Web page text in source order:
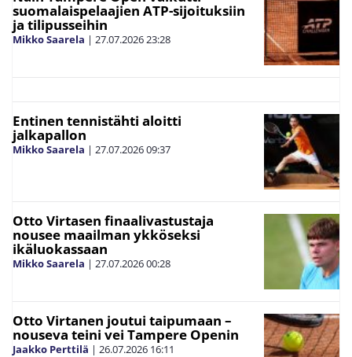
suomalaispelaajien ATP-sijoituksiin
ja tilipusseihin
Mikko Saarela | 27.07.202623:28
Entinen tennistähti aloitti
jalkapallon
Mikko Saarela | 27.07.202609:37
Otto Virtasen finaalivastustaja
nousee maailman ykköseksi
ikäluokassaan
Mikko Saarela | 27.07.202600:28
Otto Virtanen joutui taipumaan –
nouseva teini vei Tampere Openin
Jaakko Perttilä | 26.07.2026 16:11